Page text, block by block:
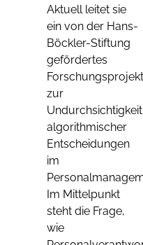
Aktuell leitet sie
ein von der Hans-
Böckler-Stiftung
gefördertes
Forschungsprojekt
zur
Undurchsichtigkeit
algorithmischer
Entscheidungen
im
Im Mittelpunkt
steht die Frage,
wie